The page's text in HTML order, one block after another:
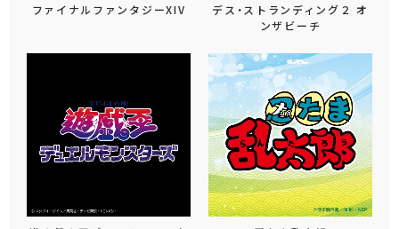
ファイナルファンタジーXIV
デス・ストランディング２ オ
ンザビーチ